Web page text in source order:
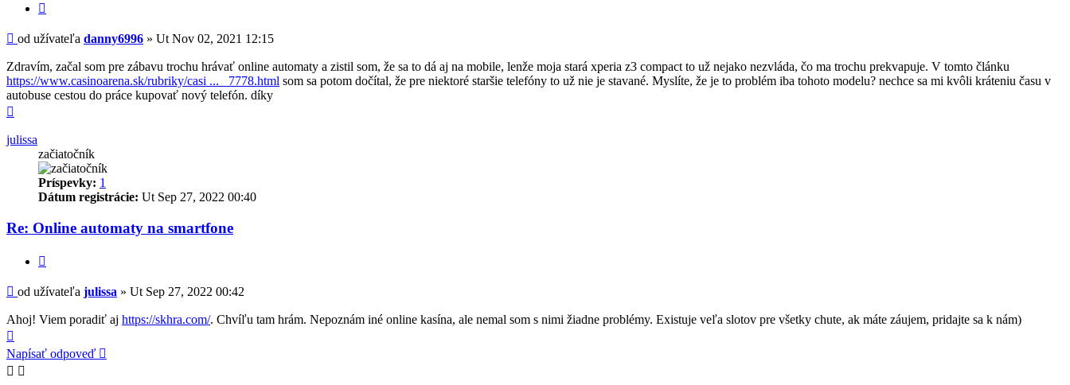
Príspevok
od užívateľa danny6996 » Ut Nov 02, 2021 12:15
Zdravím, začal som pre zábavu trochu hrávať online automaty a zistil som, že sa to dá aj na mobile, lenže moja stará xperia z3 compact to už nejako nezvláda, čo ma trochu prekvapuje. V tomto článku
https://www.casinoarena.sk/rubriky/casi ... _7778.html som sa potom dočítal, že pre niektoré staršie telefóny to už nie je stavané. Myslíte, že je to problém iba tohoto modelu? nechce sa mi kvôli kráteniu času v
autobuse cestou do práce kupovať nový telefón. díky
julissa
začiatočník
Príspevky: 1
Dátum registrácie: Ut Sep 27, 2022 00:40
Re: Online automaty na smartfone
Príspevok
od užívateľa julissa » Ut Sep 27, 2022 00:42
Ahoj! Viem poradiť aj https://skhra.com/. Chvíľu tam hrám. Nepoznám iné online kasína, ale nemal som s nimi žiadne problémy. Existuje veľa slotov pre všetky chute, ak máte záujem, pridajte sa k nám)
Napísať odpoveď